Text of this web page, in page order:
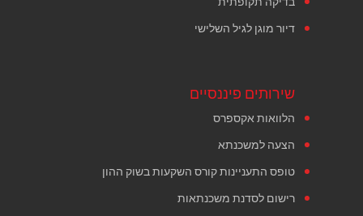
דיור מוגן לגיל השלישי
שירותים פיננסיים
הלוואות אקספרס
הצעה למשכנתא
טופס התעניינות קורס השקעות בשוק ההון
רישום לסדנת משכנתאות